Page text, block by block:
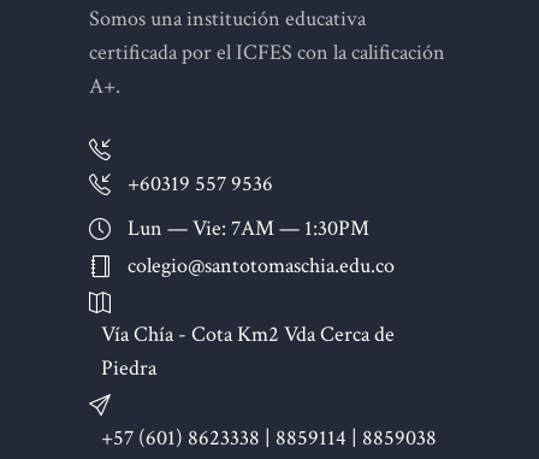
Somos una institución educativa
certificada por el ICFES con la calificación
A+.
+60319 557 9536
Lun — Vie: 7AM — 1:30PM
colegio@santotomaschia.edu.co
Vía Chía - Cota Km2 Vda Cerca de
Piedra
+57 (601) 8623338 | 8859114 | 8859038